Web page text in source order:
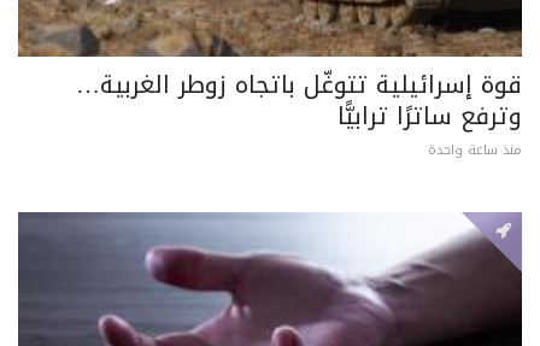
قوة إسرائيلية تتوغّل باتجاه زوطر الغربية…
وترفع ساترًا ترابيًّا
منذ ساعة واحدة